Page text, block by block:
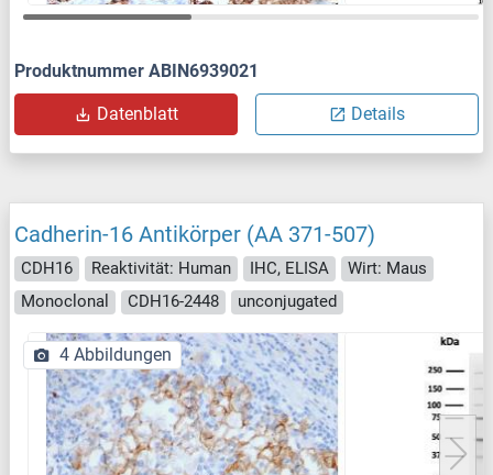
Produktnummer ABIN6939021
Datenblatt Details
Cadherin-16 Antikörper (AA 371-507)
CDH16 Reaktivität: Human IHC, ELISA
Wirt: Maus
Monoclonal
CDH16-2448 unconjugated
4 Abbildungen